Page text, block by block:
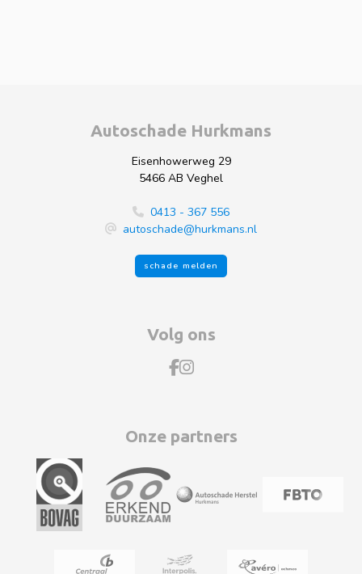
Autoschade Hurkmans
Eisenhowerweg 29
5466 AB Veghel
0413 - 367 556
autoschade@hurkmans.nl
schade melden
Volg ons
Onze partners